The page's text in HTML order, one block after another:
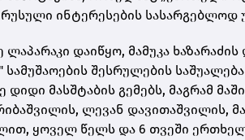
ინტერესების სასარგებლოდ
დაიწყო, მამუკა
შესრულების
დიდი მასშტაბის გემებს, მაგრამ
ლევან დავითაშვილის,
ყოველ წელს და 6 თვეში